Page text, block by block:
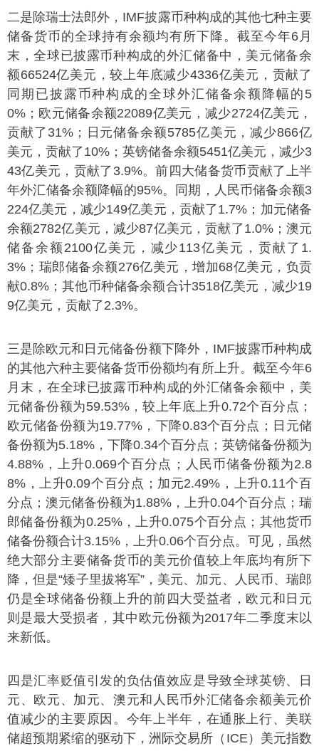
二是除瑞士法郎外，IMF披露币种构成的其他七种主要
储备货币的全球持有余额均有所下降。截至今年6月
末，全球已披露币种构成的外汇储备中，美元储备余
额66524亿美元，较上年底减少4336亿美元，贡献了
同期已披露币种构成的全球外汇储备余额降幅的5
0%；欧元储备余额22089亿美元，减少2724亿美元，
贡献了31%；日元储备余额5785亿美元，减少866亿
美元，贡献了10%；英镑储备余额5451亿美元，减少3
43亿美元，贡献了3.9%。前四大储备货币贡献了上半
年外汇储备余额降幅的95%。同期，人民币储备余额3
224亿美元，减少149亿美元，贡献了1.7%；加元储备
余额2782亿美元，减少87亿美元，贡献了1.0%；澳元
储备余额2100亿美元，减少113亿美元，贡献了1.
3%；瑞郎储备余额276亿美元，增加68亿美元，负贡
献0.8%；其他币种储备余额合计3518亿美元，减少19
9亿美元，贡献了2.3%。
三是除欧元和日元储备份额下降外，IMF披露币种构成
的其他六种主要储备货币份额均有所上升。截至今年6
月末，在全球已披露币种构成的外汇储备余额中，美
元储备份额为59.53%，较上年底上升0.72个百分点；
欧元储备份额为19.77%，下降0.83个百分点；日元储
备份额为5.18%，下降0.34个百分点；英镑储备份额为
4.88%，上升0.069个百分点；人民币储备份额为2.8
8%，上升0.09个百分点；加元2.49%，上升0.11个百
分点；澳元储备份额为1.88%，上升0.04个百分点；瑞
郎储备份额为0.25%，上升0.075个百分点；其他货币
储备份额合计3.15%，上升0.06个百分点。可见，虽然
绝大部分主要储备货币的美元价值较上年底均有所下
降，但是“矮子里拔将军”，美元、加元、人民币、瑞郎
仍是全球储备份额上升的前四大受益者，欧元和日元
则是最大受损者，其中欧元份额为2017年二季度末以
来新低。
四是汇率贬值引发的负估值效应是导致全球英镑、日
元、欧元、加元、澳元和人民币外汇储备余额美元价
值减少的主要原因。今年上半年，在通胀上行、美联
储超预期紧缩的驱动下，洲际交易所（ICE）美元指数